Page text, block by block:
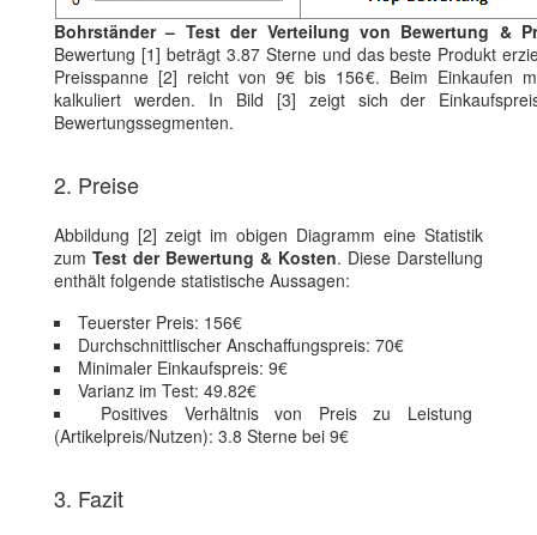
Bohrständer – Test der Verteilung von Bewertung &
Bewertung [1] beträgt 3.87 Sterne und das beste Produkt
Preisspanne [2] reicht von 9€ bis 156€. Beim Einkaufen
kalkuliert werden. In Bild [3] zeigt sich der
Bewertungssegmenten.
2. Preise
Abbildung [2] zeigt im obigen Diagramm eine Statistik
zum Test der Bewertung & Kosten. Diese Darstellung
enthält folgende statistische Aussagen:
Teuerster Preis: 156€
Durchschnittlischer Anschaffungspreis: 70€
Minimaler Einkaufspreis: 9€
Varianz im Test: 49.82€
Positives Verhältnis von Preis zu Leistung
(Artikelpreis/Nutzen): 3.8 Sterne bei 9€
3. Fazit